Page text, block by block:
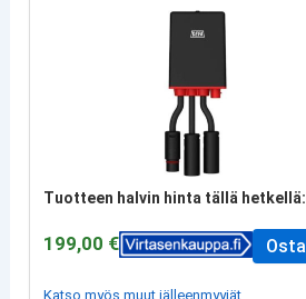
Tuotteen halvin hinta tällä hetkellä:
199,00 € Osta
Katso myös muut jälleenmyyjät